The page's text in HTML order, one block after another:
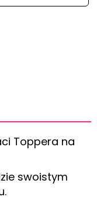
Toppera na
swoistym